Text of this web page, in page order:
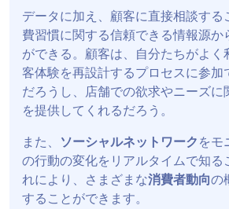
データに加え、顧客に直接相談する
費習慣に関する信頼できる情報源か
ができる。顧客は、自分たちがよく
客体験を再設計するプロセスに参加
だろうし、店舗での欲求やニーズに
を提供してくれるだろう。
また、 ソーシャルネットワークをモ
の行動の変化をリアルタイムで知る
れにより、さまざまな消費者動向の
することができます。